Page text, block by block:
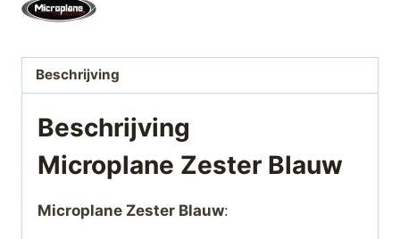
Beschrijving
Beschrijving
Microplane Zester Blauw
Microplane Zester Blauw: